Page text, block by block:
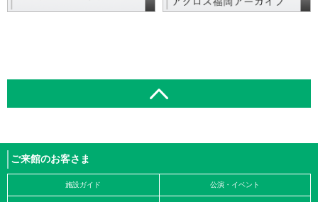
ご来館のお客さま
施設ガイド 公演・イベント